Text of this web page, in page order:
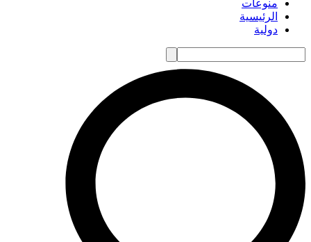
منوعات
الرئيسية
دولية